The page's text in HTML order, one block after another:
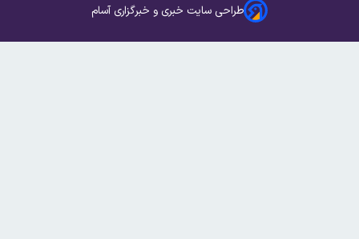
طراحی سایت خبری و خبرگزاری آسام